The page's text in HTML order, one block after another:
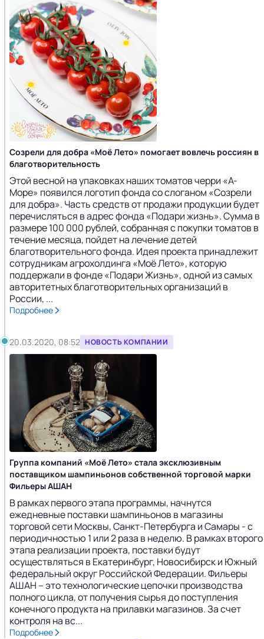
Созрели для добра «Моё Лето» помогает вовлечь россиян в
благотворительность
Этой весной на упаковках наших томатов черри «А-
Море» появился логотип фонда со слоганом «Созрели
для добра». Часть средств от продажи продукции будет
перечисляться в адрес фонда «Подари жизнь». Сумма в
размере 100 000 рублей, собранная с покупки томатов в
течение месяца, пойдет на лечение детей
благотворительного фонда. Идея проекта принадлежит
сотрудникам агрохолдинга «Моё Лето», которую
поддержали в фонде «Подари Жизнь», одной из самых
авторитетных благотворительных организаций в
России, ...
Подробнее
20.03.2020, 08:52 НОВОСТЬ КОМПАНИИ
Группа компаний «Моё Лето» стала эксклюзивным
поставщиком шампиньонов собственной торговой марки
Фильеры АШАН
В рамках первого этапа программы, начнутся
ежедневные поставки шампиньонов в магазины
торговой сети Москвы, Санкт-Петербурга и Самары - с
периодичностью 1 или 2 раза в неделю. В рамках второго
этапа реализации проекта, поставки будут
осуществляться в Екатеринбург, Новосибирск и Южный
федеральный округ Российской Федерации. Фильеры
АШАН – это технологические цепочки производства
полного цикла, от получения сырья до поступления
конечного продукта на прилавки магазинов. За счет
контроля на вс...
Подробнее